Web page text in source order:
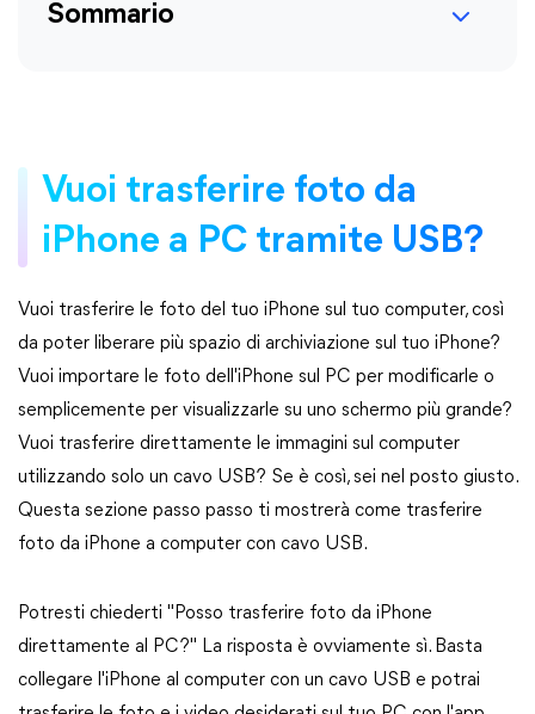
Sommario
Vuoi trasferire foto da
iPhone a PC tramite USB?
Vuoi trasferire le foto del tuo iPhone sul tuo computer, così
da poter liberare più spazio di archiviazione sul tuo iPhone?
Vuoi importare le foto dell'iPhone sul PC per modificarle o
semplicemente per visualizzarle su uno schermo più grande?
Vuoi trasferire direttamente le immagini sul computer
utilizzando solo un cavo USB? Se è così, sei nel posto giusto.
Questa sezione passo passo ti mostrerà come trasferire
foto da iPhone a computer con cavo USB.
Potresti chiederti "Posso trasferire foto da iPhone
direttamente al PC?" La risposta è ovviamente sì. Basta
collegare l'iPhone al computer con un cavo USB e potrai